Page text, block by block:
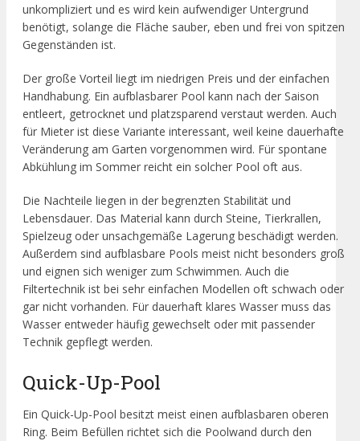
unkompliziert und es wird kein aufwendiger Untergrund
benötigt, solange die Fläche sauber, eben und frei von spitzen
Gegenständen ist.
Der große Vorteil liegt im niedrigen Preis und der einfachen
Handhabung. Ein aufblasbarer Pool kann nach der Saison
entleert, getrocknet und platzsparend verstaut werden. Auch
für Mieter ist diese Variante interessant, weil keine dauerhafte
Veränderung am Garten vorgenommen wird. Für spontane
Abkühlung im Sommer reicht ein solcher Pool oft aus.
Die Nachteile liegen in der begrenzten Stabilität und
Lebensdauer. Das Material kann durch Steine, Tierkrallen,
Spielzeug oder unsachgemäße Lagerung beschädigt werden.
Außerdem sind aufblasbare Pools meist nicht besonders groß
und eignen sich weniger zum Schwimmen. Auch die
Filtertechnik ist bei sehr einfachen Modellen oft schwach oder
gar nicht vorhanden. Für dauerhaft klares Wasser muss das
Wasser entweder häufig gewechselt oder mit passender
Technik gepflegt werden.
Quick-Up-Pool
Ein Quick-Up-Pool besitzt meist einen aufblasbaren oberen
Ring. Beim Befüllen richtet sich die Poolwand durch den